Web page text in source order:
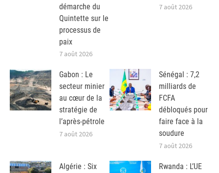
démarche du
Quintette sur le
processus de
paix
7 août 2026
7 août 2026
Gabon : Le
secteur minier
au cœur de la
stratégie de
l’après-pétrole
7 août 2026
Sénégal : 7,2
milliards de
FCFA
débloqués pour
faire face à la
soudure
7 août 2026
Algérie : Six
Rwanda : L’UE